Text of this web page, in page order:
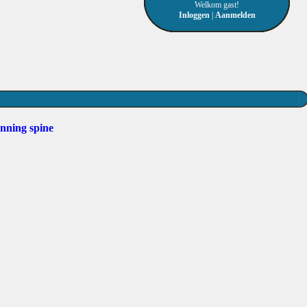
spine
Welkom gast!
Inloggen| Aanmelden